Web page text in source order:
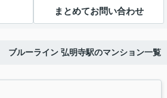
まとめてお問い合わせ
ブルーライン 弘明寺駅のマンション一覧